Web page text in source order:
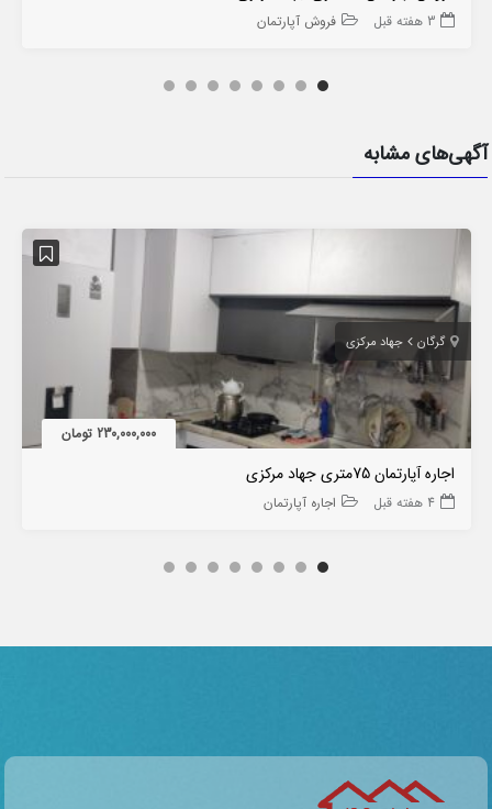
3 هفته قبل فروش آپارتمان
آگهی‌های مشابه
گرگان جهاد مرکزی
230,000,000 تومان
اجاره آپارتمان 75متری جهاد مرکزی
4 هفته قبل اجاره آپارتمان